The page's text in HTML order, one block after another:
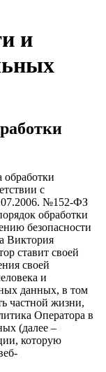
и
с
№152-ФЗ
обработки
безопасности
Виктория
ставит своей
своей
и
данных, в том
частной жизни,
Оператора в
(далее –
которую